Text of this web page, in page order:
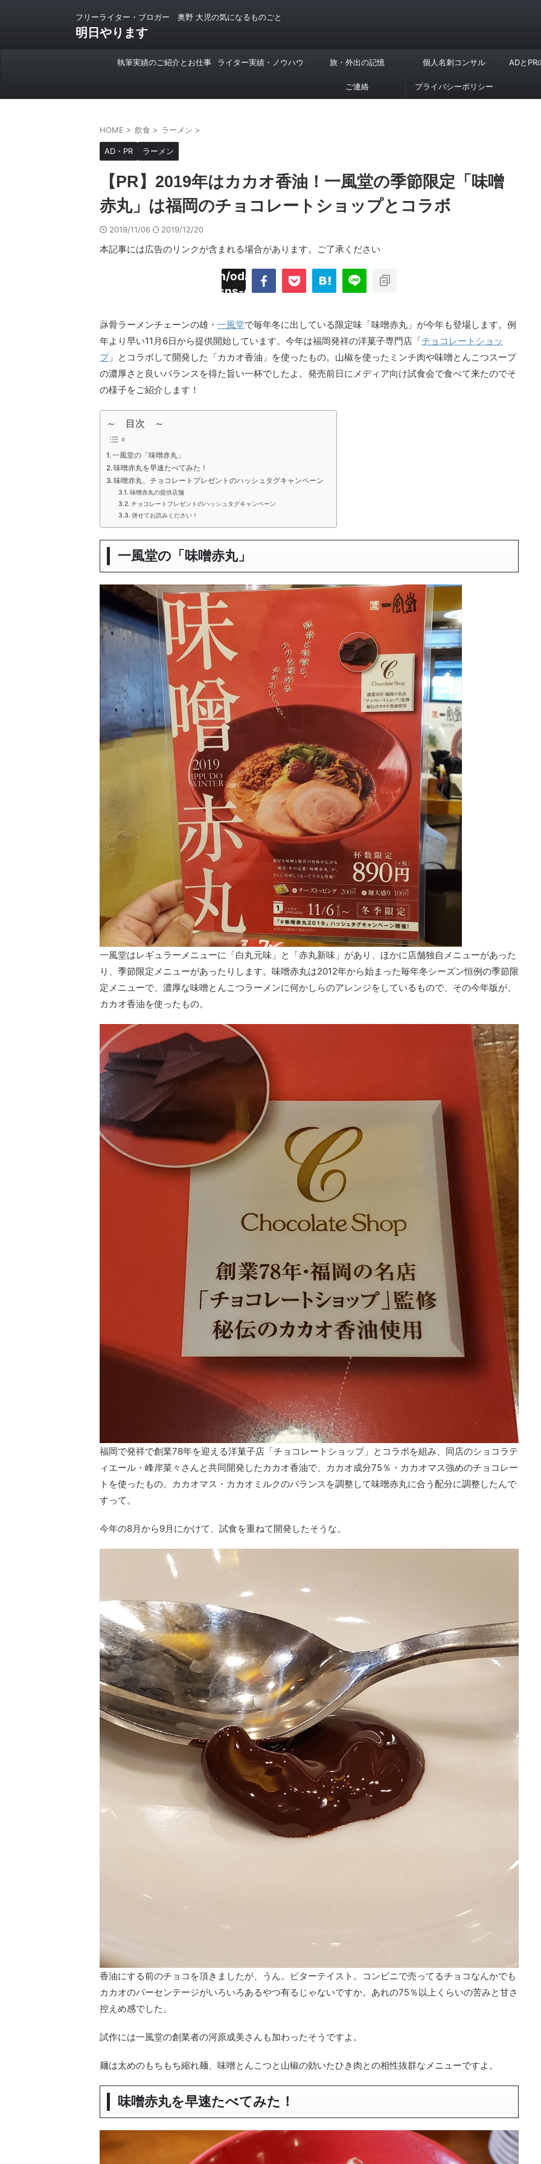
フリーライター・ブロガー 奥野 大児の気になるものごと
明日やります
執筆実績のご紹介とお仕事 ライター実績・ノウハウ 旅・外出の記憶 個人名刺コンサル ADとPR
ご連絡 プライバシーポリシー
HOME > 飲食 > ラーメン >
AD・PR ラーメン
【PR】2019年はカカオ香油！一風堂の季節限定「味噌
赤丸」は福岡のチョコレートショップとコラボ
2019/11/06 2019/12/20
本記事には広告のリンクが含まれる場合があります。ご了承ください
"Twitter"
/home/daimyoojin/odaiji.com/public_html/blog/wp-
content/plugins/sns-count-cache/sns-count-
豚骨ラーメンチェーンの雄・ 一風堂で毎年冬に出している限定味「味噌赤丸」が今年も登場します。例
年より早い11月6日から提供開始しています。今年は福岡発祥の洋菓子専門店「チョコレートショッ
プ」とコラボして開発した「カカオ香油」を使ったもの。山椒を使ったミンチ肉や味噌とんこつスープ
の濃厚さと良いバランスを得た旨い一杯でしたよ。発売前日にメディア向け試食会で食べて来たのでそ
の様子をご紹介します！
～ 目次 ～
一風堂の「味噌赤丸」
味噌赤丸を早速たべてみた！
味噌赤丸、チョコレートプレゼントのハッシュタグキャンペーン
味噌赤丸の提供店舗
チョコレートプレゼントのハッシュタグキャンペーン
併せてお読みください！
一風堂の「味噌赤丸」
一風堂はレギュラーメニューに「白丸元味」と「赤丸新味」があり、ほかに店舗独自メニューがあった
り、季節限定メニューがあったりします。味噌赤丸は2012年から始まった毎年冬シーズン恒例の季節限
定メニューで、濃厚な味噌とんこつラーメンに何かしらのアレンジをしているもので、その今年版が、
カカオ香油を使ったもの。
福岡で発祥で創業78年を迎える洋菓子店「チョコレートショップ」とコラボを組み、同店のショコラテ
ィエール・峰岸菜々さんと共同開発したカカオ香油で、カカオ成分75％・カカオマス強めのチョコレー
トを使ったもの。カカオマス・カカオミルクのバランスを調整して味噌赤丸に合う配分に調整したんで
すって。
今年の8月から9月にかけて、試食を重ねて開発したそうな。
香油にする前のチョコを頂きましたが、うん。ビターテイスト。コンビニで売ってるチョコなんかでも
カカオのパーセンテージがいろいろあるやつ有るじゃないですか。あれの75％以上くらいの苦みと甘さ
控えめ感でした。
試作には一風堂の創業者の河原成美さんも加わったそうですよ。
麺は太めのもちもち縮れ麺、味噌とんこつと山椒の効いたひき肉との相性抜群なメニューですよ。
味噌赤丸を早速たべてみた！